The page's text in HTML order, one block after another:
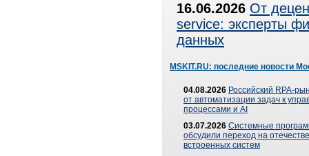
16.06.2026 От
service: эксперты
данных
MSKIT.RU: последние новости
04.08.2026 Российский RPA-
от автоматизации задач к
процессами и AI
03.07.2026 Системные
обсудили переход на
встроенных систем